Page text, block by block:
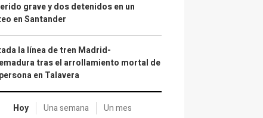
grave y dos detenidos en un
en Santander
la línea de tren Madrid-
tras el arrollamiento mortal de
en Talavera
Hoy Una semana Un mes